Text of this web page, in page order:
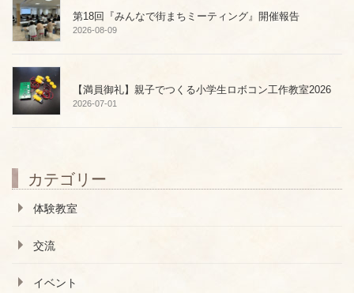
第18回『みんなで街まちミーティング』開催報告
2026-08-09
【満員御礼】親子でつくる小学生ロボコン工作教室2026
2026-07-01
カテゴリー
体験教室
交流
イベント